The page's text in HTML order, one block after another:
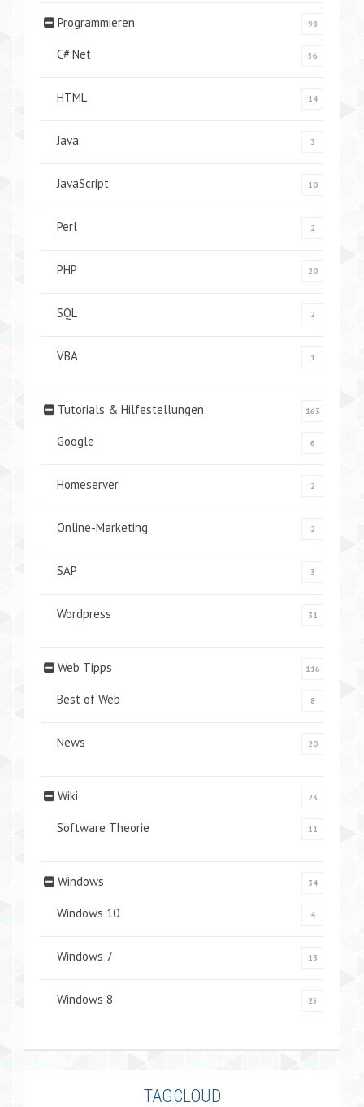
Programmieren 98
C#.Net 56
HTML 14
Java 3
JavaScript 10
Perl 2
PHP 20
SQL 2
VBA 1
Tutorials & Hilfestellungen 163
Google 6
Homeserver 2
Online-Marketing 2
SAP 3
Wordpress 31
Web Tipps 116
Best of Web 8
News 20
Wiki 23
Software Theorie 11
Windows 34
Windows 10 4
Windows 7 13
Windows 8 25
TAGCLOUD